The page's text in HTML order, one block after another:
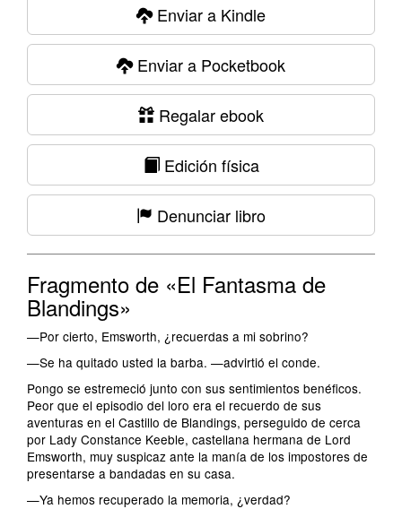
Enviar a Kindle
Enviar a Pocketbook
Regalar ebook
Edición física
Denunciar libro
Fragmento de «El Fantasma de
Blandings»
—Por cierto, Emsworth, ¿recuerdas a mi sobrino?
—Se ha quitado usted la barba. —advirtió el conde.
Pongo se estremeció junto con sus sentimientos benéficos.
Peor que el episodio del loro era el recuerdo de sus
aventuras en el Castillo de Blandings, perseguido de cerca
por Lady Constance Keeble, castellana hermana de Lord
Emsworth, muy suspicaz ante la manía de los impostores de
presentarse a bandadas en su casa.
—Ya hemos recuperado la memoria, ¿verdad?